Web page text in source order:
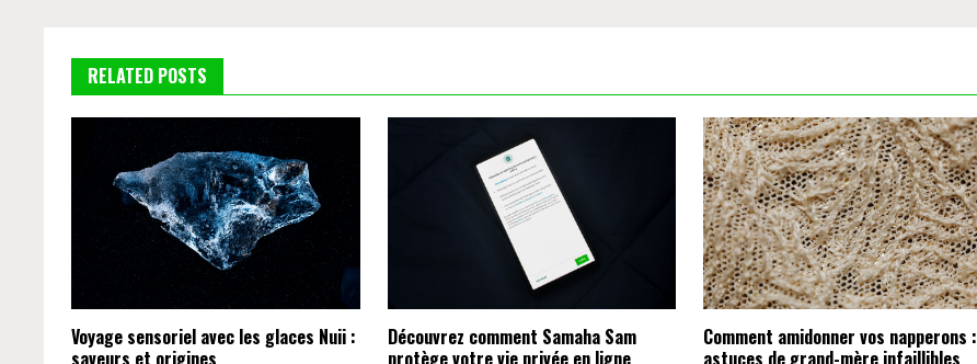
RELATED POSTS
Voyage sensoriel avec les glaces Nuii :
saveurs et origines
Découvrez comment Samaha Sam
protège votre vie privée en ligne
Comment amidonner vos napperons :
astuces de grand-mère infaillibles